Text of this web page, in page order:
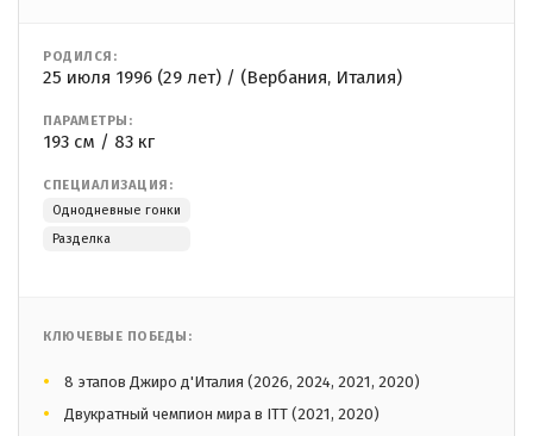
РОДИЛСЯ:
25 июля 1996 (29 лет) / (Вербания, Италия)
ПАРАМЕТРЫ:
193 см / 83 кг
СПЕЦИАЛИЗАЦИЯ:
Однодневные гонки
Разделка
КЛЮЧЕВЫЕ ПОБЕДЫ:
8 этапов Джиро д'Италия (2026, 2024, 2021, 2020)
Двукратный чемпион мира в ITT (2021, 2020)